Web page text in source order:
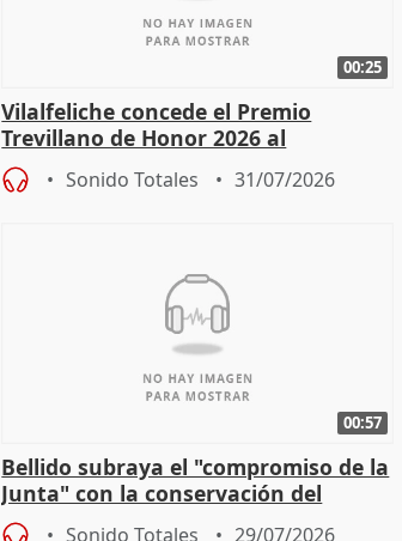
00:25
Vilalfeliche concede el Premio
Trevillano de Honor 2026 al
periodista Xabier Fortes
Sonido Totales 31/07/2026
00:57
Bellido subraya el "compromiso de la
Junta" con la conservación del
patrimonio en Córdoba
Sonido Totales 29/07/2026